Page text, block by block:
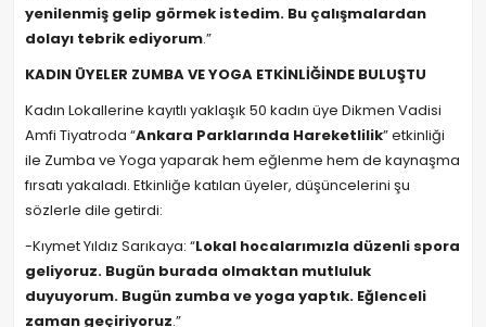
yenilenmiş gelip görmek istedim. Bu çalışmalardan
dolayı tebrik ediyorum.”
KADIN ÜYELER ZUMBA VE YOGA ETKİNLİĞİNDE BULUŞTU
Kadın Lokallerine kayıtlı yaklaşık 50 kadın üye Dikmen Vadisi
Amfi Tiyatroda “Ankara Parklarında Hareketlilik” etkinliği
ile Zumba ve Yoga yaparak hem eğlenme hem de kaynaşma
fırsatı yakaladı. Etkinliğe katılan üyeler, düşüncelerini şu
sözlerle dile getirdi:
-Kıymet Yıldız Sarıkaya: “Lokal hocalarımızla düzenli spora
geliyoruz. Bugün burada olmaktan mutluluk
duyuyorum. Bugün zumba ve yoga yaptık. Eğlenceli
zaman geçiriyoruz.”